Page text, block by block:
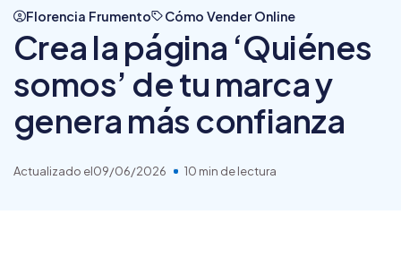
Florencia Frumento Cómo Vender Online
Crea la página ‘Quiénes
somos’ de tu marca y
genera más confianza
Actualizado el09/06/2026 10 min de lectura